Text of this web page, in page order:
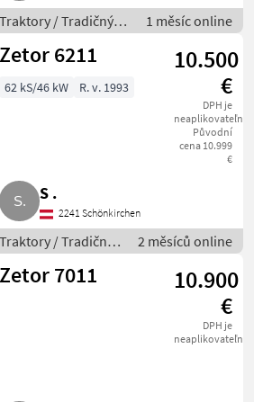
Inzeráty
Traktory / Tradičný
traktor
1 měsíc online
Zetor 6211
10.500
€
DPH je
neaplikovateľné
Původní
cena 10.999
€
62 kS/46 kW R. v. 1993
S .
2241 Schönkirchen
Traktory / Tradičný
traktor
2 měsíců online
Zetor 7011
10.900
€
DPH je
neaplikovateľné